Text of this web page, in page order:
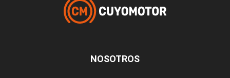
NOSOTROS